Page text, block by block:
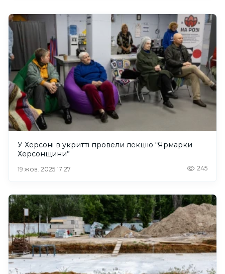
У Херсоні в укритті провели лекцію “Ярмарки
Херсонщини”
19 жов. 2025 17:27 245